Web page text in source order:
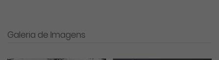
Galeria de Imagens